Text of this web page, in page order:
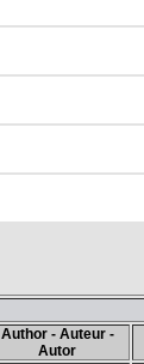
Author - Auteur -
Autor